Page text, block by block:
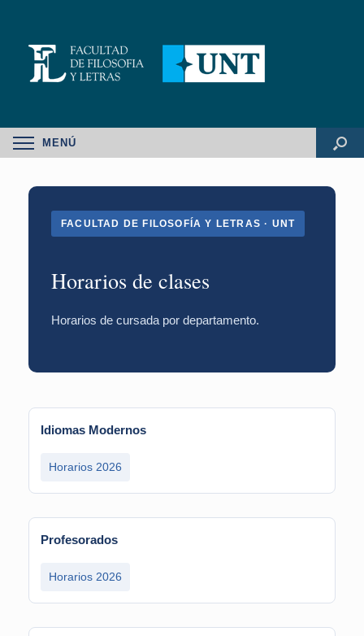
MENÚ
FACULTAD DE FILOSOFÍA Y LETRAS · UNT
Horarios de clases
Horarios de cursada por departamento.
Idiomas Modernos
Horarios 2026
Profesorados
Horarios 2026